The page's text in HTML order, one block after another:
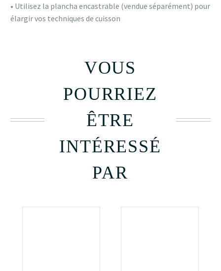
• Utilisez la plancha encastrable (vendue séparément) pour
élargir vos techniques de cuisson
VOUS
POURRIEZ
ÊTRE
INTÉRESSÉ
PAR